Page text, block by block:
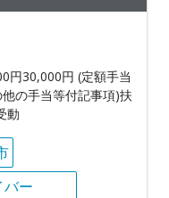
円30,000円 (定額手当
の手当等付記事項)扶
動
バー